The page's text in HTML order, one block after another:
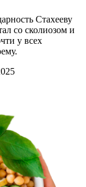
Стахееву
со сколиозом и
у всех